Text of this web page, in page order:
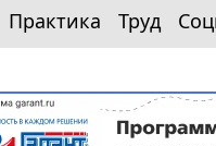
Практика Труд